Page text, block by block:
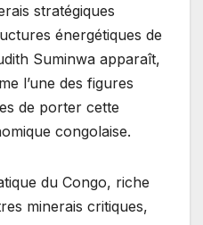
stratégiques
énergétiques de
Suminwa apparaît,
l’une des figures
de porter cette
congolaise.
du Congo, riche
minerais critiques,